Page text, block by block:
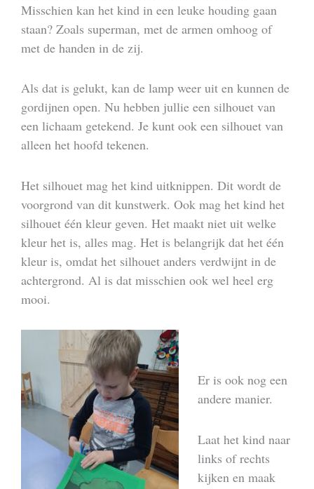
Misschien kan het kind in een leuke houding gaan
staan? Zoals superman, met de armen omhoog of
met de handen in de zij.
Als dat is gelukt, kan de lamp weer uit en kunnen de
gordijnen open. Nu hebben jullie een silhouet van
een lichaam getekend. Je kunt ook een silhouet van
alleen het hoofd tekenen.
Het silhouet mag het kind uitknippen. Dit wordt de
voorgrond van dit kunstwerk. Ook mag het kind het
silhouet één kleur geven. Het maakt niet uit welke
kleur het is, alles mag. Het is belangrijk dat het één
kleur is, omdat het silhouet anders verdwijnt in de
achtergrond. Al is dat misschien ook wel heel erg
mooi.
Er is ook nog een
andere manier.
Laat het kind naar
links of rechts
kijken en maak